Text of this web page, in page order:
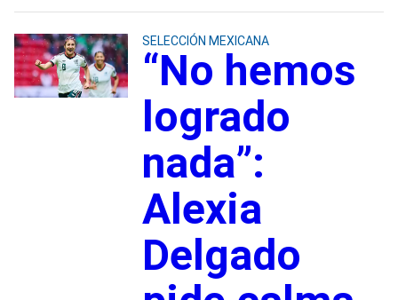
SELECCIÓN MEXICANA
“No hemos
logrado
nada”:
Alexia
Delgado